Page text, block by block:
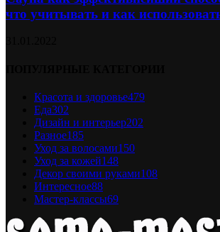
что учитывать и как
Красота и здоровье479
Еда302
Дизайн и интерьер202
Разное185
Уход за волосами150
Уход за кожей148
Декор своими руками108
Интересное88
Мастер-классы69